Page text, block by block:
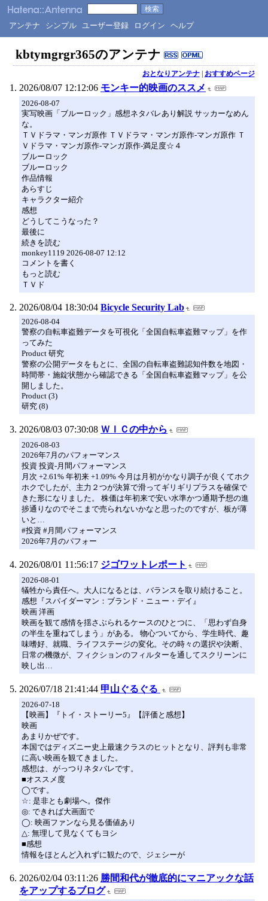
アンテナ シンプル ユーザー登録 ログイン ヘルプ
kbtymgrgr365のアンテナ
おとなりアンテナ| おすすめページ
2026/08/07 12:12:06 モンキー的映画のススメ
2026-08-07
実写映画「ブルーロック」感想ネタバレあり解説 サッカーなめん
な。
ＴＶドラマ・マンガ原作 ＴＶドラマ・マンガ原作-マンガ原作 Ｔ
Ｖドラマ・マンガ原作-マンガ原作-満足度☆４
ブルーロック
ブルーロック
作品情報
あらすじ
キャラクター紹介
感想
どうしてこうなった？
最後に
続きを読む
monkey1119 2026-08-07 12:12
コメントを書く
もっと読む
ＴＶド
2026/08/04 18:30:04 Bicycle Security Lab
2026-08-04
警察の自転車盗難データを可視化「全国自転車盗難マップ」を作
ってみた
Product 研究
警察の公開データをもとに、全国の自転車盗難認知件数を地図・
時間帯・施錠状態から確認できる「全国自転車盗難マップ」を公
開しました。
Product (3)
研究 (8)
2026/08/03 07:30:08 ＷＩＣの中から
2026-08-03
2026年7月のパフォーマンス
投資 投資-月間パフォーマンス
月次 +2.61% 年初来 +1.09% 今月は月初がかなり調子が良くてホク
ホクでしたが、主力２つが決算で滑ってギリギリプラスを確保で
きた形になりました。 株価は年初来で安い水準かつ通期予想の進
捗通りなのでそこまで売られないかなと思ったのですが、板が薄
いと…
#投資 #月間パフォーマンス
2026年7月のパフォー
2026/08/01 11:56:17 ジゴワットレポート
2026-08-01
犠牲から責任へ。大人になるとは、バランスを取り続けること。
感想『スパイダーマン：ブランド・ニュー・デイ』
映画 洋画
映画を観て感情を揺さぶられるケースのひとつに、「思わず自身
の半生を重ねてしまう」がある。 物心ついてから、学生時代、趣
味嗜好、就職、ライフステージの変化。その時々の選択や決断、
日常の機微が、フィクションのフィルターを通してスクリーンに
映し出…
2026/07/18 21:41:44 甲山ぐるぐる
2026-07-18
【映画】『トイ・ストーリー5』【評価と感想】
映画
あまりかぜです。
本国ではディズニー史上最速クラスのヒットとなり、評判も非常
に高い映画を観てきました。
感想は、がっつりネタバレです。
■オススメ度
◯です。
☆: 是非とも劇場へ。傑作
◎: できれば大画面で
◯: 映画ファンなら見る価値あり
△: 無理して見なくてもヨシ
■感想
情報をほとんど入れずに観たので、ジェシーが
2026/02/04 03:11:26 勝間和代が徹底的にマニアックな話
をアップするブログ